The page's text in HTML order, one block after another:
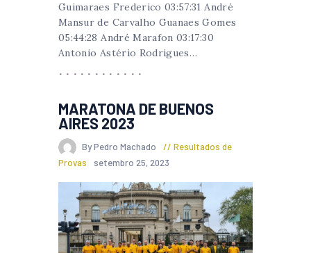
Guimaraes Frederico 03:57:31 André
Mansur de Carvalho Guanaes Gomes
05:44:28 André Marafon 03:17:30
Antonio Astério Rodrigues…
MARATONA DE BUENOS
AIRES 2023
By Pedro Machado
Resultados de
Provas
setembro 25, 2023